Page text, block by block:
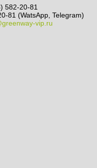
582-20-81
81 (WatsApp, Telegram)
vip.ru